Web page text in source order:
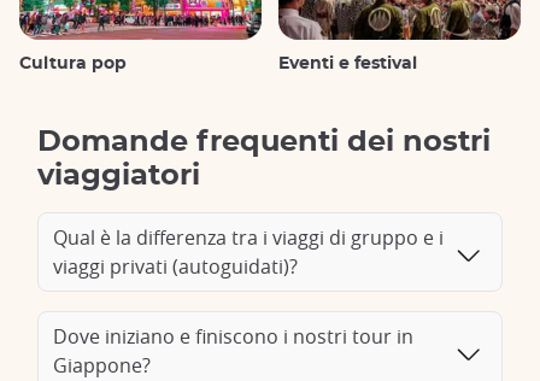
Cultura pop Eventi e festival
Domande frequenti dei nostri
viaggiatori
Qual è la differenza tra i viaggi di gruppo e i
viaggi privati (autoguidati)?
Dove iniziano e finiscono i nostri tour in
Giappone?